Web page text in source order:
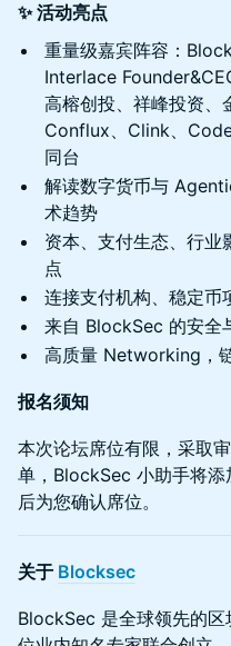
✨ 活动亮点
重量级嘉宾阵容：
Interlace
高榕创投、祥峰投资、
Conflux、Clink、
同台
解读数字货币与
术趋势
资本、支付生态、行业
点
连接支付机构、稳定币
来自 BlockSec 的安全
高质量 Networking，
报名须知
本次论坛席位有限，采取
单，BlockSec 小助手将
后为您确认席位。
关于 Blocksec
BlockSec 是全球领先的